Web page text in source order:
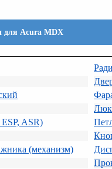
для Acura MDX
ASR)
(механизм)
Люк